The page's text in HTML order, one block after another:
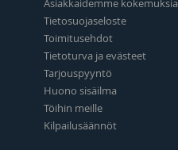
Asiakkaidemme kokemuksia
Tietosuojaseloste
Toimitusehdot
Tietoturva ja evästeet
Tarjouspyyntö
Huono sisäilma
Töihin meille
Kilpailusäännöt